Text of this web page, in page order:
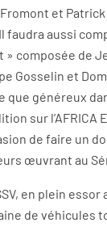
et
faudra aussi
» composée de
Gosselin et
que généreux
sur l’AFRICA
de faire un
œuvrant au
en plein
de véhicules